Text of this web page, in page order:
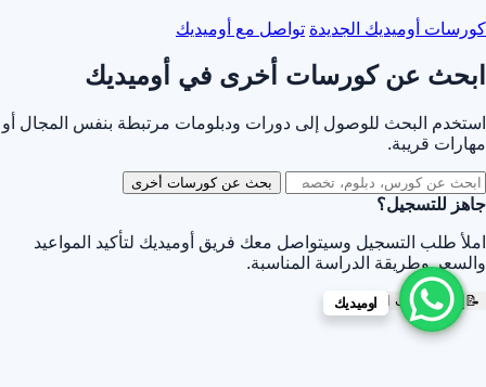
كورسات أوميديك الجديدة تواصل مع أوميديك
ابحث عن كورسات أخرى في أوميديك
استخدم البحث للوصول إلى دورات ودبلومات مرتبطة بنفس المجال أو
مهارات قريبة.
بحث عن كورسات أخرى
جاهز للتسجيل؟
املأ طلب التسجيل وسيتواصل معك فريق أوميديك لتأكيد المواعيد
والسعر وطريقة الدراسة المناسبة.
📝 إرسال طلب التسجيل
اوميديك